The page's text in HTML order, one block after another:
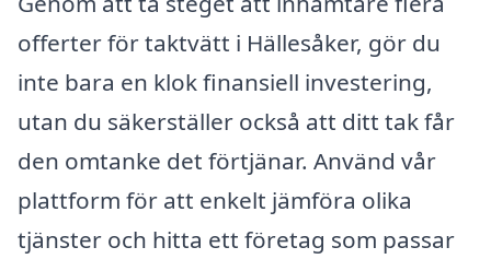
offerter för taktvätt i Hällesåker, gör du
inte bara en klok finansiell investering,
utan du säkerställer också att ditt tak får
den omtanke det förtjänar. Använd vår
plattform för att enkelt jämföra olika
tjänster och hitta ett företag som passar